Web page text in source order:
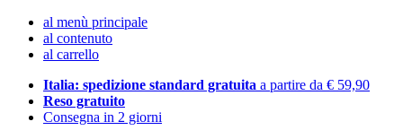
al menù principale
al contenuto
al carrello
Italia: spedizione standard gratuita a partire da € 59,90
Reso gratuito
Consegna in 2 giorni